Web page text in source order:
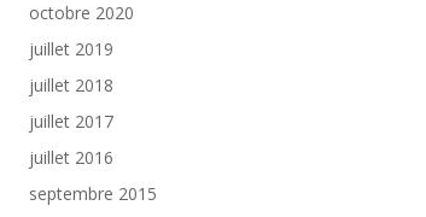
octobre 2020
juillet 2019
juillet 2018
juillet 2017
juillet 2016
septembre 2015